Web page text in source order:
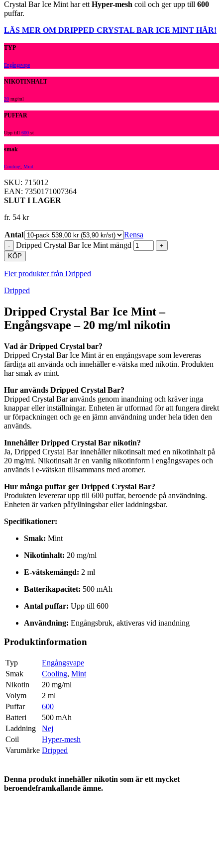
Crystal Bar Ice Mint har ett Hyper-mesh coil och ger upp till 600
puffar.
LÄS MER OM DRIPPED CRYSTAL BAR ICE MINT HÄR!
TYP
Engångsvape
NIKOTINHALT
20 mg/ml
PUFFAR
Upp till 600 st
smak
Cooling Mint
SKU: 715012
EAN: 7350171007364
SLUT I LAGER
fr. 54 kr
Antal
Rensa
Dripped Crystal Bar Ice Mint mängd
KÖP
Fler produkter från Dripped
Dripped
Dripped Crystal Bar Ice Mint –
Engångsvape – 20 mg/ml nikotin
Vad är Dripped Crystal bar?
Dripped Crystal Bar Ice Mint är en engångsvape som levereras
färdiga att använda och innehåller e-vätska med nikotin. Produkten
har smak av mint.
Hur används Dripped Crystal Bar?
Dripped Crystal Bar används genom inandning och kräver inga
knappar eller inställningar. Enheten är utformad för att fungera direkt
ur förpackningen och ge en jämn användning under hela tiden den
används.
Innehåller Dripped Crystal Bar nikotin?
Ja, Dripped Crystal Bar innehåller nikotinsalt med en nikotinhalt på
20 mg/ml. Nikotinsalt är en vanlig nikotinform i engångsvapes och
används i e-vätskan tillsammans med aromer.
Hur många puffar ger Dripped Crystal Bar?
Produkten levererar upp till 600 puffar, beroende på användning.
Enheten är varken påfyllningsbar eller laddningsbar.
Specifikationer:
Smak: Mint
Nikotinhalt: 20 mg/ml
E-vätskemängd: 2 ml
Batterikapacitet: 500 mAh
Antal puffar: Upp till 600
Användning: Engångsbruk, aktiveras vid inandning
Produktinformation
Typ
Engångsvape
Smak
Cooling, Mint
Nikotin
20 mg/ml
Volym
2 ml
Puffar
600
Batteri
500 mAh
Laddning
Nej
Coil
Hyper-mesh
Varumärke Dripped
Denna produkt innehåller nikotin som är ett mycket
beroendeframkallande ämne.